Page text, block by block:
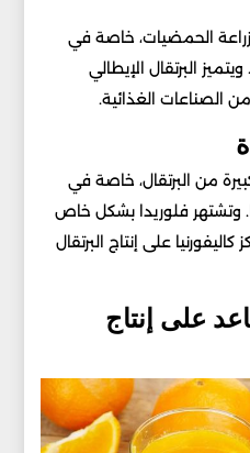
زراعة الحمضيات، خاصة في
البرتقال الإيطالي
الصناعات الغذائية.
من البرتقال، خاصة في
وتشتهر فلوريدا بشكل خاص
على إنتاج البرتقال
على إنتاج